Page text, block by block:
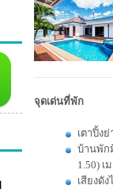
จุดเด่นที่พัก
เตาปิ้งย่
บ้านพัก
1.50) เ
เสียงดั